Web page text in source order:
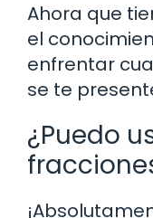
Ahora que
el
enfrentar
se te
¿Puedo